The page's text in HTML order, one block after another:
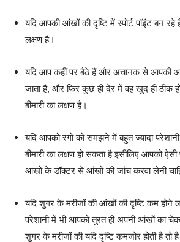
यदि आपकी आंखों की दृष्टि में स्पोर्ट पॉइंट बन रहे हैं
लक्षण है।
यदि आप कहीं पर बैठे हैं और अचानक से आपकी
जाता है, और फिर कुछ ही देर में वह खुद ही ठीक
बीमारी का लक्षण है।
यदि आपको रंगों को समझने में बहुत ज्यादा परेशानी
बीमारी का लक्षण हो सकता है इसीलिए आपको
आंखों के डॉक्टर से आंखों की जांच करवा लेनी
यदि शुगर के मरीजों की आंखों की दृष्टि कम होने
परेशानी में भी आपको तुरंत ही अपनी आंखों का
शुगर के मरीजों की यदि दृष्टि कमजोर होती है तो